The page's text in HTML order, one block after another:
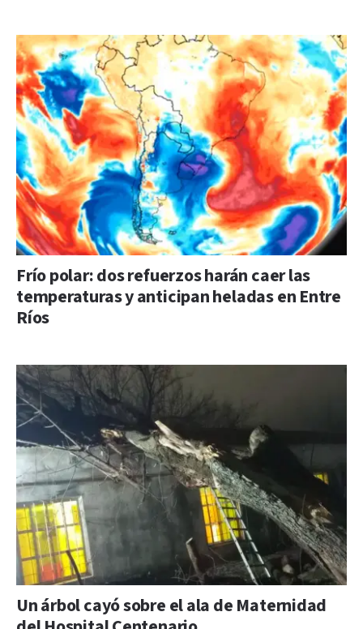
Frío polar: dos refuerzos harán caer las
temperaturas y anticipan heladas en Entre
Ríos
Un árbol cayó sobre el ala de Maternidad